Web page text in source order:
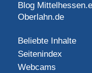
Blog
Oberlahn.de
Beliebte Inhalte
Seitenindex
Webcams